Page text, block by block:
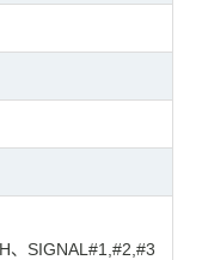
、SIGNAL#1,#2,#3